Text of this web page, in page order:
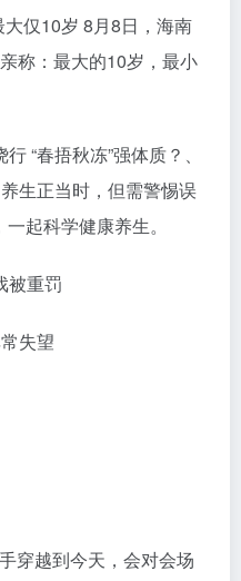
仅10岁 8月8日，海南
称：最大的10岁，最小
“春捂秋冻”强体质？、
生正当时，但需警惕误
起科学健康养生。
被重罚
失望
穿越到今天，会对会场